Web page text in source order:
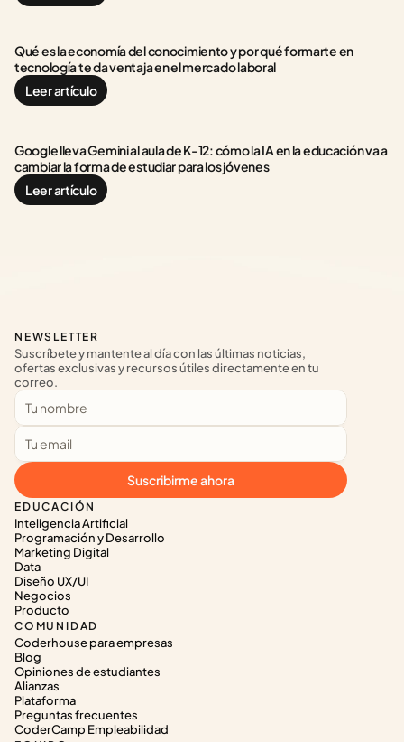
Qué es la economía del conocimiento y por qué formarte en
tecnología te da ventaja en el mercado laboral
Leer artículo
Google lleva Gemini al aula de K-12: cómo la IA en la educación va a
cambiar la forma de estudiar para los jóvenes
Leer artículo
EDUCACIÓN
Inteligencia Artificial
Programación y Desarrollo
Marketing Digital
Data
Diseño UX/UI
Negocios
Producto
COMUNIDAD
Coderhouse para empresas
Blog
Opiniones de estudiantes
Alianzas
Plataforma
Preguntas frecuentes
CoderCamp Empleabilidad
NEWSLETTER
Suscríbete y mantente al día con las últimas noticias,
ofertas exclusivas y recursos útiles directamente en tu
correo.
Suscribirme ahora